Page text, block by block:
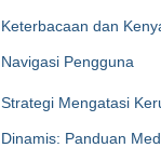
Keterbacaan dan
Navigasi Pengguna
Strategi Mengatasi
Dinamis: Panduan